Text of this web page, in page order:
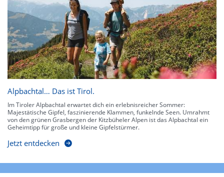
Alpbachtal… Das ist Tirol.
Im Tiroler Alpbachtal erwartet dich ein erlebnisreicher Sommer:
Majestätische Gipfel, faszinierende Klammen, funkelnde Seen. Umrahmt
von den grünen Grasbergen der Kitzbüheler Alpen ist das Alpbachtal ein
Geheimtipp für große und kleine Gipfelstürmer.
Jetzt entdecken